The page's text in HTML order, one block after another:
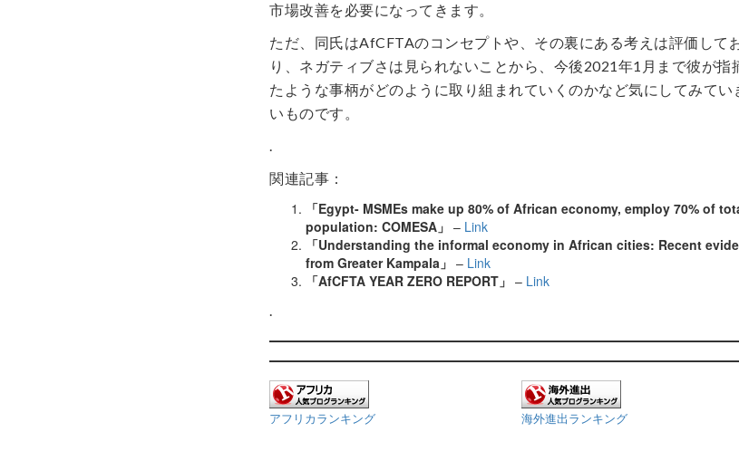
市場改善を必要になってきます。
ただ、同氏はAfCFTAのコンセプトや、その裏にある考えは評価して
り、ネガティブさは見られないことから、今後2021年1月まで彼が指
たような事柄がどのように取り組まれていくのかなど気にしてみてい
いものです。
.
関連記事：
「Egypt- MSMEs make up 80% of African economy, employ 70% of
population: COMESA」 – Link
「Understanding the informal economy in African cities: Recent
from Greater Kampala」 – Link
「AfCFTA YEAR ZERO REPORT」 – Link
.
アフリカランキング 海外進出ランキング